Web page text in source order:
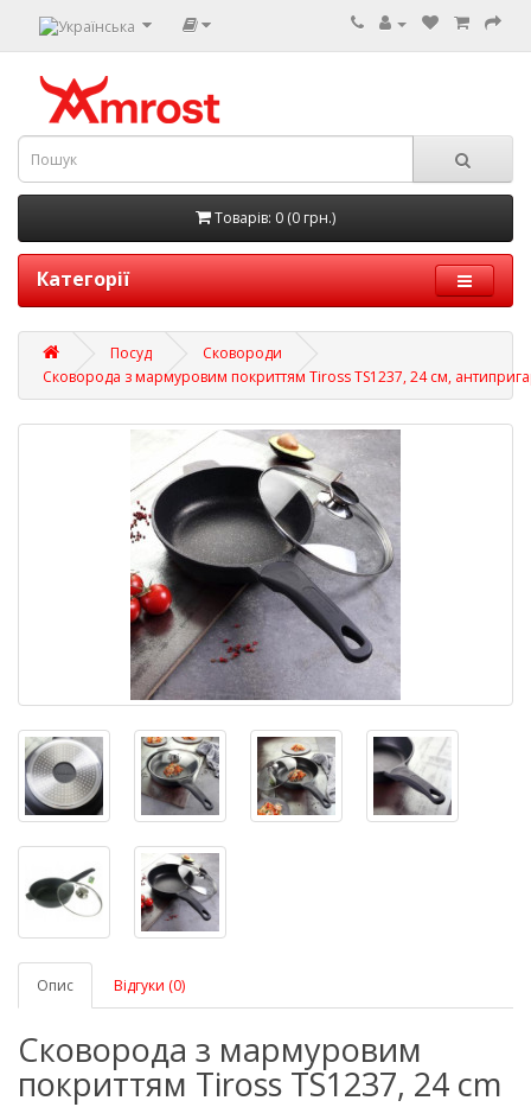
Товарів: 0 (0 грн.)
Категорії
Посуд
Сковороди
Сковорода з мармуровим покриттям Tiross TS1237, 24 см,
Опис Відгуки (0)
Сковорода з мармуровим
покриттям Tiross TS1237, 24 cm